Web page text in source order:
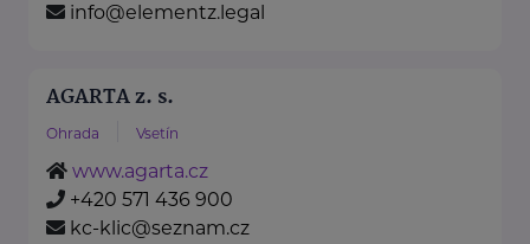
info@elementz.legal
AGARTA z. s.
Ohrada Vsetín
www.agarta.cz
+420 571 436 900
kc-klic@seznam.cz